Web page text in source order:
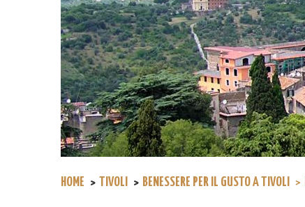
HOME TIVOLI BENESSERE PER IL GUSTO A TIVOLI